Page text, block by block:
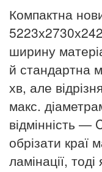
Компактна
ширину
й стандартна
хв, але
макс.
відмінність
обрізати краї
ламінації,